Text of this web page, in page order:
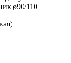
ø90/110